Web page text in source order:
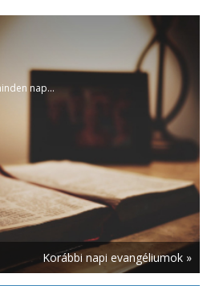
nap...
Korábbi napi evangéliumok »